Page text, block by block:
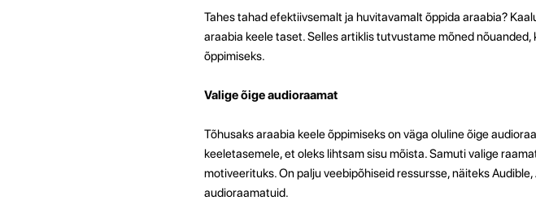
Tahes tahad efektiivsemalt ja huvitavamalt õppida araabia?
araabia keele taset. Selles artiklis tutvustame mõned
õppimiseks.
Valige õige audioraamat
Tõhusaks araabia keele õppimiseks on väga oluline õige
keeletasemele, et oleks lihtsam sisu mõista. Samuti valige
motiveerituks. On palju veebipõhiseid ressursse, näiteks
audioraamatuid.